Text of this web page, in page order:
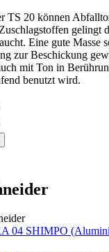
TS 20 können
Eine gute
zur Beschickung
mit Ton in
benutzt wird.